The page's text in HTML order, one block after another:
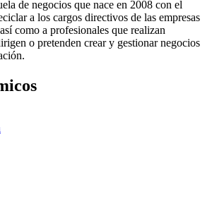
de negocios que nace en 2008 con el
a los cargos directivos de las empresas
como a profesionales que realizan
o pretenden crear y gestionar negocios